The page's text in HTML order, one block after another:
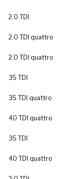
2.0 TDI
2.0 TDI quattro
2.0 TDI quattro
35 TDI
35 TDI quattro
40 TDI quattro
35 TDI
40 TDI quattro